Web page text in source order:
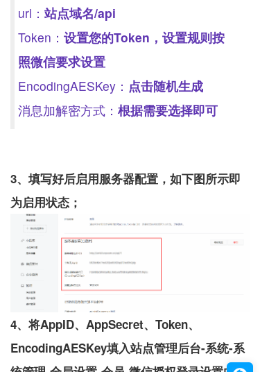
url： 站点域名/api
Token： 设置您的Token，设置规则按
照微信要求设置
EncodingAESKey： 点击随机生成
消息加解密方式： 根据需要选择即可
3、填写好后启用服务器配置，如下图所示即
为启用状态；
4、将AppID、AppSecret、Token、
EncodingAESKey填入站点管理后台-系统-系